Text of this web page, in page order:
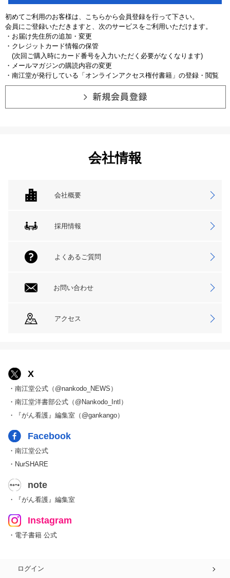
初めてご利用のお客様は、こちらから会員登録を行って下さい。
会員にご登録いただきますと、次のサービスをご利用いただけます。
・お届け先住所の追加・変更
・クレジットカード情報の保管
(次回ご購入時にカード番号を入力いただく必要がなくなります)
・メールマガジンの購読内容の変更
・南江堂が発行している「オンラインアクセス権付書籍」の登録・閲覧
会社情報
会社概要
採用情報
よくあるご質問
お問い合わせ
アクセス
X
・南江堂公式（@nankodo_NEWS）
・南江堂洋書部公式（@Nankodo_Intl）
・『がん看護』編集室（@gankango）
Facebook
・南江堂公式
・NurSHARE
note
・『がん看護』編集室
Instagram
・電子書籍 公式
ログイン